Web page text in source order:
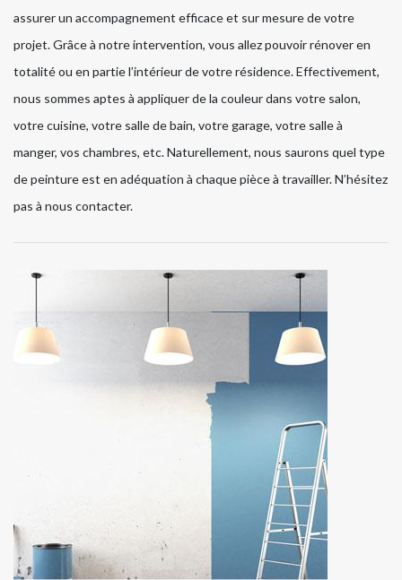
assurer un accompagnement efficace et sur mesure de votre
projet. Grâce à notre intervention, vous allez pouvoir rénover en
totalité ou en partie l’intérieur de votre résidence. Effectivement,
nous sommes aptes à appliquer de la couleur dans votre salon,
votre cuisine, votre salle de bain, votre garage, votre salle à
manger, vos chambres, etc. Naturellement, nous saurons quel type
de peinture est en adéquation à chaque pièce à travailler. N’hésitez
pas à nous contacter.